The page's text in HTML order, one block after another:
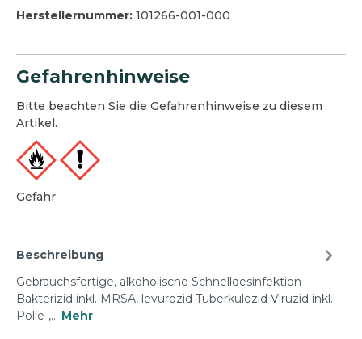
Herstellernummer: 101266-001-000
Gefahrenhinweise
Bitte beachten Sie die Gefahrenhinweise zu diesem
Artikel.
Gefahr
Beschreibung
Gebrauchsfertige, alkoholische Schnelldesinfektion
Bakterizid inkl. MRSA, levurozid Tuberkulozid Viruzid inkl.
Polie-,… Mehr